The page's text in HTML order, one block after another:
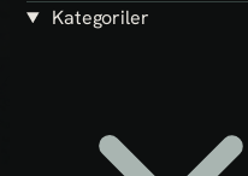
Kategoriler